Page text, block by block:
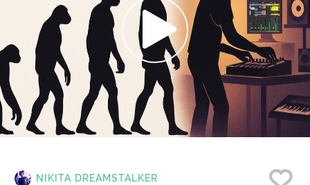
NIKITA DREAMSTALKER